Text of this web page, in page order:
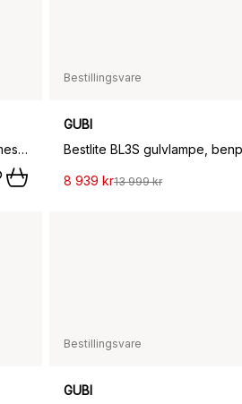
Bestlite BL5 vegglampe, Benporslin-messing
Bestillingsvare
GUBI
8 939 kr13 999 kr
Bestillingsvare
GUBI